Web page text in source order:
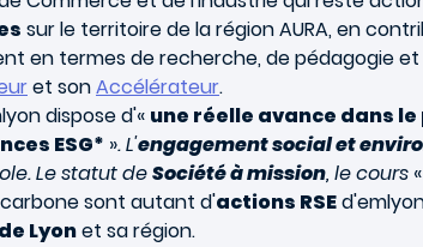
sur le territoire de la région AURA, en
en termes de recherche, de pédagogie
et sonAccélérateur.
dispose d'« une réelle avance dans
ESG* ». L'engagement social et
Le statut deSociété à mission, le cours
sont autant d'actions RSE
Lyonet sa région.